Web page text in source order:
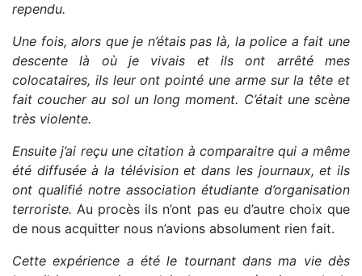
rependu.
Une fois, alors que je n’étais pas là, la police a fait une
descente là où je vivais et ils ont arrêté mes
colocataires, ils leur ont pointé une arme sur la tête et
fait coucher au sol un long moment. C’était une scène
très violente.
Ensuite j’ai reçu une citation à comparaitre qui a même
été diffusée à la télévision et dans les journaux, et ils
ont qualifié notre association étudiante d’organisation
terroriste.Au procès ils n’ont pas eu d’autre choix que
de nous acquitter nous n’avions absolument rien fait.
Cette expérience a été le tournant dans ma vie dès